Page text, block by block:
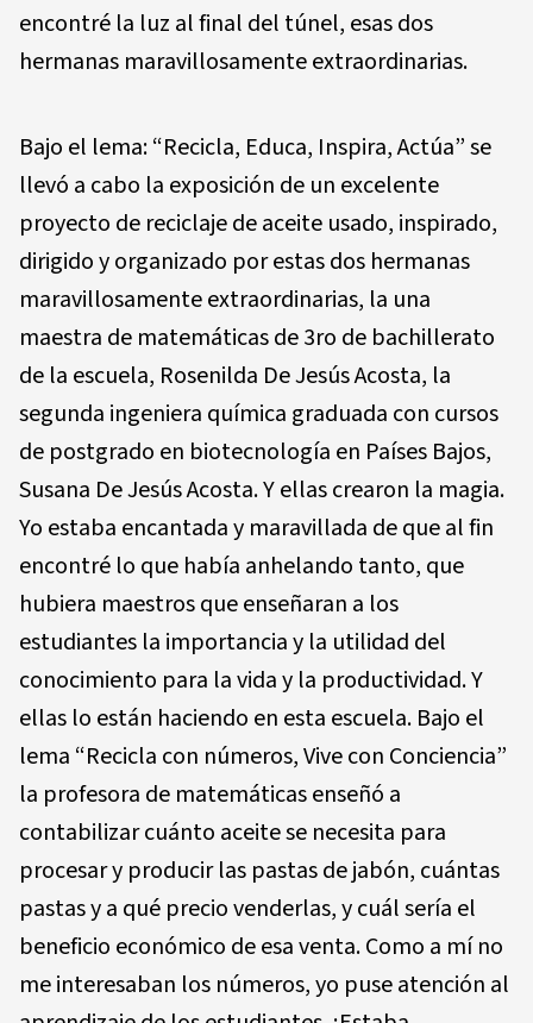
encontré la luz al final del túnel, esas dos
hermanas maravillosamente extraordinarias.
Bajo el lema: “Recicla, Educa, Inspira, Actúa” se
llevó a cabo la exposición de un excelente
proyecto de reciclaje de aceite usado, inspirado,
dirigido y organizado por estas dos hermanas
maravillosamente extraordinarias, la una
maestra de matemáticas de 3ro de bachillerato
de la escuela, Rosenilda De Jesús Acosta, la
segunda ingeniera química graduada con cursos
de postgrado en biotecnología en Países Bajos,
Susana De Jesús Acosta. Y ellas crearon la magia.
Yo estaba encantada y maravillada de que al fin
encontré lo que había anhelando tanto, que
hubiera maestros que enseñaran a los
estudiantes la importancia y la utilidad del
conocimiento para la vida y la productividad. Y
ellas lo están haciendo en esta escuela. Bajo el
lema “Recicla con números, Vive con Conciencia”
la profesora de matemáticas enseñó a
contabilizar cuánto aceite se necesita para
procesar y producir las pastas de jabón, cuántas
pastas y a qué precio venderlas, y cuál sería el
beneficio económico de esa venta. Como a mí no
me interesaban los números, yo puse atención al